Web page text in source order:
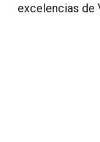
excelencias de